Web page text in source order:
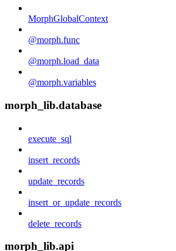
MorphGlobalContext
@morph.func
@morph.load_data
@morph.variables
morph_lib.database
execute_sql
insert_records
update_records
insert_or_update_records
delete_records
morph_lib.api